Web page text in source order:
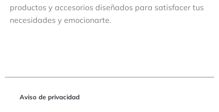
productos y accesorios diseñados para satisfacer tus
necesidades y emocionarte.
Aviso de privacidad